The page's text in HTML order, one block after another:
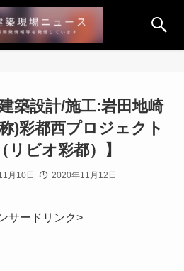
築設計/施工:岩田地崎
)彩都西プロジェクト
リビオ彩都）】
月10日 2020年11月12日
サードリンク>